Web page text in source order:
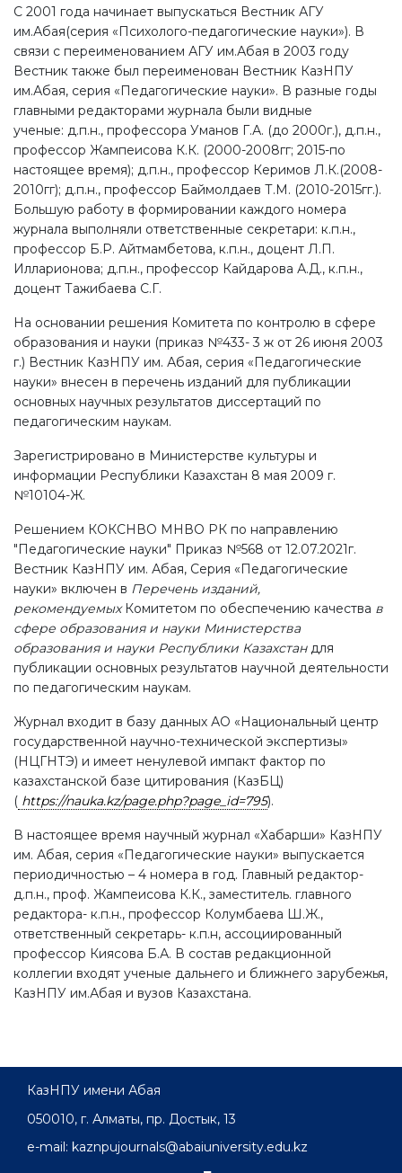
С 2001 года начинает выпускаться Вестник АГУ
им.Абая(серия «Психолого-педагогические науки»). В
связи с переименованием АГУ им.Абая в 2003 году
Вестник также был переименован Вестник КазНПУ
им.Абая, серия «Педагогические науки». В разные годы
главными редакторами журнала были видные
ученые: д.п.н., профессора Уманов Г.А. (до 2000г.), д.п.н.,
профессор Жампеисова К.К. (2000-2008гг; 2015-по
настоящее время); д.п.н., профессор Керимов Л.К.(2008-
2010гг); д.п.н., профессор Баймолдаев Т.М. (2010-2015гг.).
Большую работу в формировании каждого номера
журнала выполняли ответственные секретари: к.п.н.,
профессор Б.Р. Айтмамбетова, к.п.н., доцент Л.П.
Илларионова; д.п.н., профессор Кайдарова А.Д., к.п.н.,
доцент Тажибаева С.Г.
На основании решения Комитета по контролю в сфере
образования и науки (приказ №433- 3 ж от 26 июня 2003
г.) Вестник КазНПУ им. Абая, серия «Педагогические
науки» внесен в перечень изданий для публикации
основных научных результатов диссертаций по
педагогическим наукам.
Зарегистрировано в Министерстве культуры и
информации Республики Казахстан 8 мая 2009 г.
№10104-Ж.
Решением КОКСНВО МНВО РК по направлению
"Педагогические науки" Приказ №568 от 12.07.2021г.
Вестник КазНПУ им. Абая, Серия «Педагогические
науки» включен в Перечень изданий,
рекомендуемых Комитетом по обеспечению качества в
сфере образования и науки Министерства
образования и науки Республики Казахстан для
публикации основных результатов научной деятельности
по педагогическим наукам.
Журнал входит в базу данных АО «Национальный центр
государственной научно-технической экспертизы»
(НЦГНТЭ) и имеет ненулевой импакт фактор по
казахстанской базе цитирования (КазБЦ)
( https://nauka.kz/page.php?page_id=795).
В настоящее время научный журнал «Хабарши» КазНПУ
им. Абая, серия «Педагогические науки» выпускается
периодичностью – 4 номера в год. Главный редактор-
д.п.н., проф. Жампеисова К.К., заместитель. главного
редактора- к.п.н., профессор Колумбаева Ш.Ж.,
ответственный секретарь- к.п.н, ассоциированный
профессор Киясова Б.А. В состав редакционной
коллегии входят ученые дальнего и ближнего зарубежья,
КазНПУ им.Абая и вузов Казахстана.
КазНПУ имени Абая
050010, г. Алматы, пр. Достык, 13
e-mail: kaznpujournals@abaiuniversity.edu.kz